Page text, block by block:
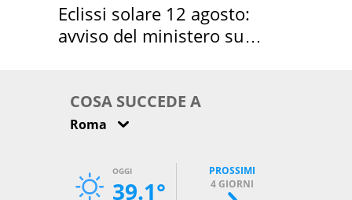
Eclissi solare 12 agosto:
avviso del ministero su